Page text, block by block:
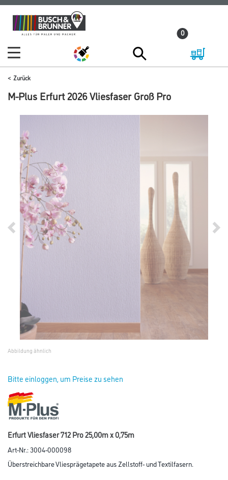
Zum
Inhalt
Zum
Navigationsmenü
0
Zurück
M-Plus Erfurt 2026 Vliesfaser Groß Pro
Abbildung ähnlich
Bitte einloggen, um Preise zu sehen
Erfurt Vliesfaser 712 Pro 25,00m x 0,75m
Art-Nr.:3004-000098
Überstreichbare Vliesprägetapete aus Zellstoff- und Textilfasern.